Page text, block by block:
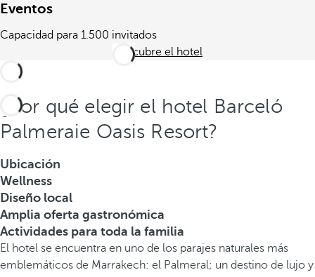
Eventos
Capacidad para 1.500 invitados
Descubre el hotel
¿Por qué elegir el hotel Barceló
Palmeraie Oasis Resort?
Ubicación
Wellness
Diseño local
Amplia oferta gastronómica
Actividades para toda la familia
El hotel se encuentra en uno de los parajes naturales más
emblemáticos de Marrakech: el Palmeral; un destino de lujo y